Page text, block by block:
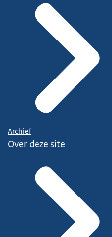
Archief
Over deze site